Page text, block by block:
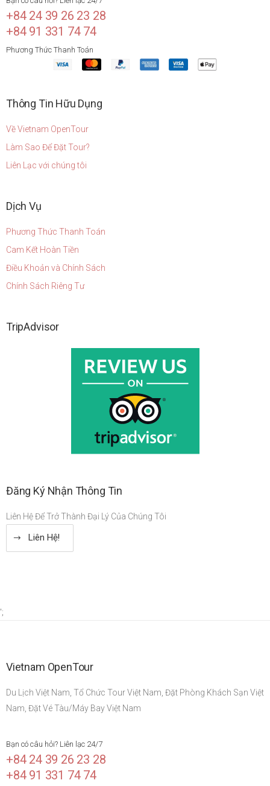
+84 24 39 26 23 28
+84 91 331 74 74
Phương Thức Thanh Toán
Thông Tin Hữu Dụng
Về Vietnam OpenTour
Làm Sao Để Đặt Tour?
Liên Lạc với chúng tôi
Dịch Vụ
Phương Thức Thanh Toán
Cam Kết Hoàn Tiền
Điều Khoản và Chính Sách
Chính Sách Riêng Tư
TripAdvisor
Đăng Ký Nhận Thông Tin
Liên Hệ Để Trở Thành Đại Lý Của Chúng Tôi
Liên Hệ!
';
Vietnam OpenTour
Du Lịch Việt Nam, Tổ Chức Tour Việt Nam, Đặt Phòng Khách Sạn Việt
Nam, Đặt Vé Tàu/Máy Bay Việt Nam
Bạn có câu hỏi? Liên lạc 24/7
+84 24 39 26 23 28
+84 91 331 74 74